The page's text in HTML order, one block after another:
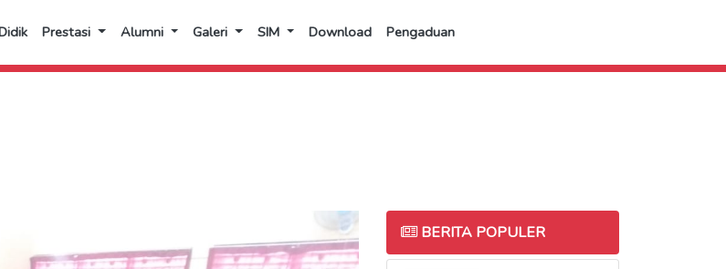
Prestasi Alumni Galeri SIM Download Pengaduan
BERITA POPULER